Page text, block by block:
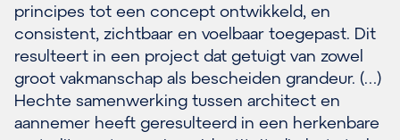
principes tot een concept ontwikkeld, en
consistent, zichtbaar en voelbaar toegepast. Dit
resulteert in een project dat getuigt van zowel
groot vakmanschap als bescheiden grandeur. (…)
Hechte samenwerking tussen architect en
aannemer heeft geresulteerd in een herkenbare